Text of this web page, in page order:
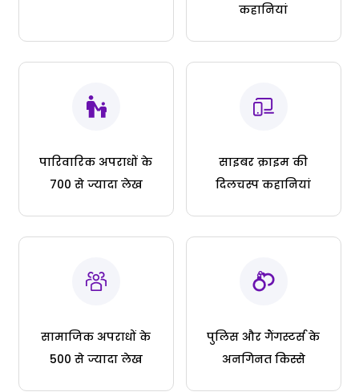
कहानियां
पारिवारिक अपराधों के
700 से ज्यादा लेख
साइबर क्राइम की
दिलचस्प कहानियां
सामाजिक अपराधों के
500 से ज्यादा लेख
पुलिस और गैंगस्टर्स के
अनगिनत किस्से